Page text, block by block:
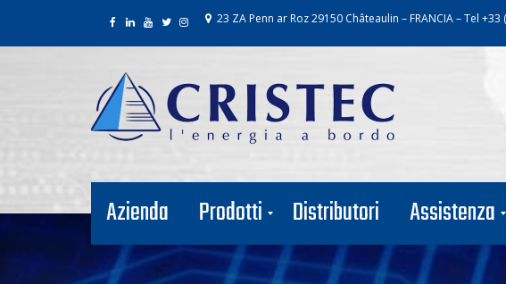
23 ZA Penn ar Roz 29150 Châteaulin – FRANCIA – Tel
Azienda Prodotti Distributori Assistenza